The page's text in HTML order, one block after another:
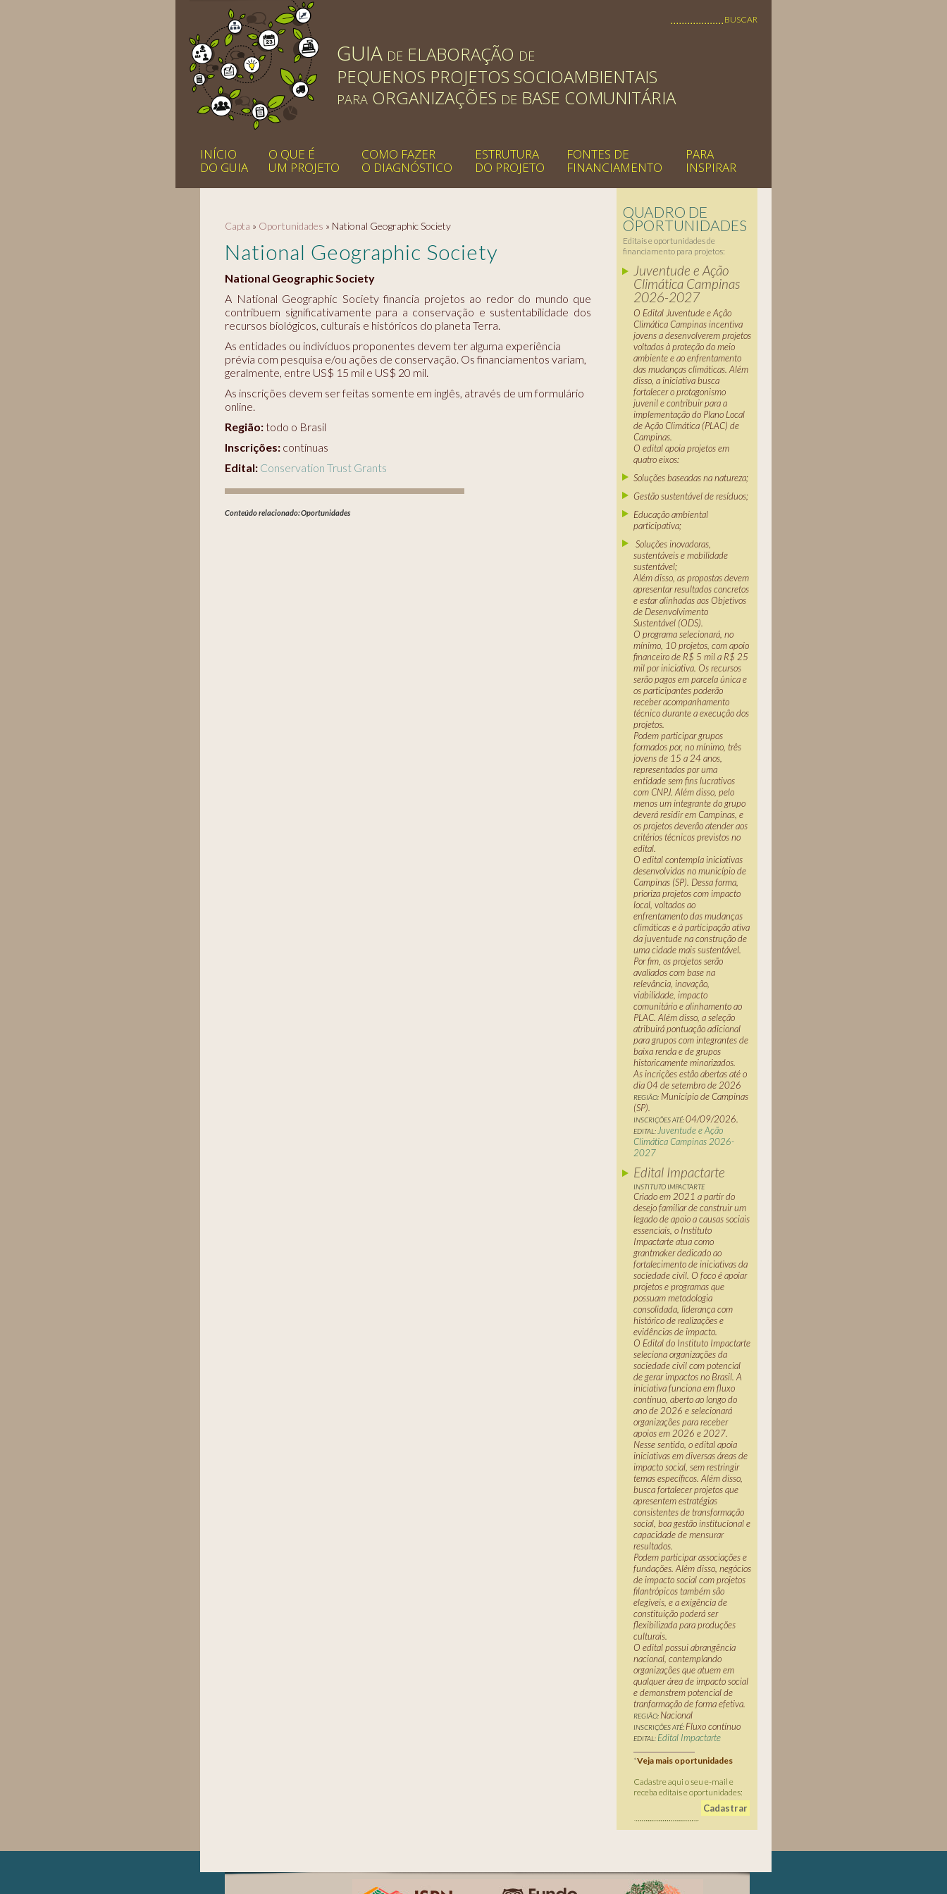
GUIA DE ELABORAÇÃO DE
PEQUENOS PROJETOS SOCIOAMBIENTAIS
PARA ORGANIZAÇÕES DE BASE COMUNITÁRIA
INÍCIO
DO GUIA
O QUE É
UM PROJETO
COMO FAZER
O DIAGNÓSTICO
ESTRUTURA
DO PROJETO
FONTES DE
FINANCIAMENTO
PARA
INSPIRAR
Capta » Oportunidades » National Geographic Society
National Geographic Society
National Geographic Society
A National Geographic Society financia projetos ao redor do mundo que
contribuem significativamente para a conservação e sustentabilidade dos
recursos biológicos, culturais e históricos do planeta Terra.
As entidades ou indivíduos proponentes devem ter alguma experiência
prévia com pesquisa e/ou ações de conservação. Os financiamentos variam,
geralmente, entre US$ 15 mil e US$ 20 mil.
As inscrições devem ser feitas somente em inglês, através de um formulário
online.
Região:todo o Brasil
Inscrições: contínuas
Edital: Conservation Trust Grants
Conteúdo relacionado:Oportunidades
QUADRO DE
OPORTUNIDADES
Editais e oportunidades de
financiamento para projetos:
Juventude e Ação
Climática Campinas
2026-2027
O Edital Juventude e Ação
Climática Campinas incentiva
jovens a desenvolverem projetos
voltados à proteção do meio
ambiente e ao enfrentamento
das mudanças climáticas. Além
disso, a iniciativa busca
fortalecer o protagonismo
juvenil e contribuir para a
implementação do Plano Local
de Ação Climática (PLAC) de
Campinas.
O edital apoia projetos em
quatro eixos:
Soluções baseadas na natureza;
Gestão sustentável de resíduos;
Educação ambiental
participativa;
Soluções inovadoras,
sustentáveis e mobilidade
sustentável;
Além disso, as propostas devem
apresentar resultados concretos
e estar alinhadas aos Objetivos
de Desenvolvimento
Sustentável (ODS).
O programa selecionará, no
mínimo, 10 projetos, com apoio
financeiro de R$ 5 mil a R$ 25
mil por iniciativa. Os recursos
serão pagos em parcela única e
os participantes poderão
receber acompanhamento
técnico durante a execução dos
projetos.
Podem participar grupos
formados por, no mínimo, três
jovens de 15 a 24 anos,
representados por uma
entidade sem fins lucrativos
com CNPJ. Além disso, pelo
menos um integrante do grupo
deverá residir em Campinas, e
os projetos deverão atender aos
critérios técnicos previstos no
edital.
O edital contempla iniciativas
desenvolvidas no município de
Campinas (SP). Dessa forma,
prioriza projetos com impacto
local, voltados ao
enfrentamento das mudanças
climáticas e à participação ativa
da juventude na construção de
uma cidade mais sustentável.
Por fim, os projetos serão
avaliados com base na
relevância, inovação,
viabilidade, impacto
comunitário e alinhamento ao
PLAC. Além disso, a seleção
atribuirá pontuação adicional
para grupos com integrantes de
baixa renda e de grupos
historicamente minorizados.
As incrições estão abertas até o
dia 04 de setembro de 2026
REGIÃO: Município de Campinas
(SP).
INSCRIÇÕES ATÉ:04/09/2026.
EDITAL: Juventude e Ação
Climática Campinas 2026-
2027
Edital Impactarte
INSTITUTO IMPACTARTE
Criado em 2021 a partir do
desejo familiar de construir um
legado de apoio a causas sociais
essenciais, o Instituto
Impactarte atua como
grantmakerdedicado ao
fortalecimento de iniciativas da
sociedade civil. O foco é apoiar
projetos e programas que
possuam metodologia
consolidada, liderança com
histórico de realizações e
evidências de impacto.
O Edital do Instituto Impactarte
seleciona organizações da
sociedade civil com potencial
de gerar impactos no Brasil. A
iniciativa funciona em fluxo
contínuo, aberto ao longo do
ano de 2026 e selecionará
organizações para receber
apoios em 2026 e 2027.
Nesse sentido, o edital apoia
iniciativas em diversas áreas de
impacto social, sem restringir
temas específicos. Além disso,
busca fortalecer projetos que
apresentem estratégias
consistentes de transformação
social, boa gestão institucional e
capacidade de mensurar
resultados.
Podem participar associações e
fundações. Além disso, negócios
de impacto social com projetos
filantrópicos também são
elegíveis, e a exigência de
constituição poderá ser
flexibilizada para produções
culturais.
O edital possui abrangência
nacional, contemplando
organizações que atuem em
qualquer área de impacto social
e demonstrem potencial de
tranformação de forma efetiva.
REGIÃO: Nacional
INSCRIÇÕES ATÉ: Fluxo contínuo
EDITAL: Edital Impactarte
*Veja mais oportunidades
Cadastre aqui o seu e-mail e
receba editais e oportunidades: